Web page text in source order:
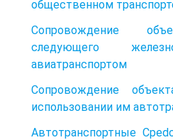
общественном
Сопровождение
следующего
авиатранспортом
Сопровождение
использовании им
Автотранспортные